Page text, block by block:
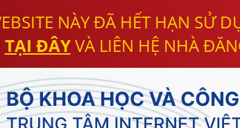
NÀY ĐÃ HẾT HẠN SỬ
TẠI ĐÂYVÀ LIÊN HỆ NHÀ